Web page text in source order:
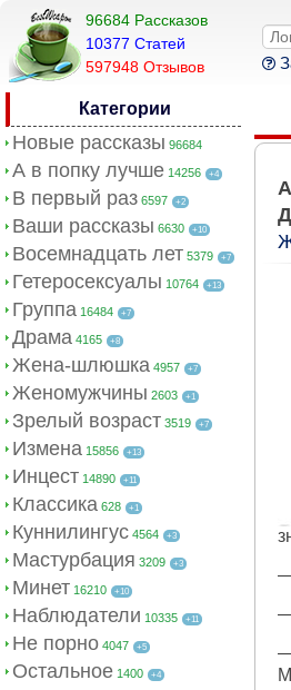
96684 Рассказов
10377 Cтатей
597948 Отзывов
Категории
Новые рассказы 96684
А в попку лучше 14256 +4
В первый раз 6597 +2
Ваши рассказы 6630 +10
Восемнадцать лет 5379 +7
Гетеросексуалы 10764 +13
Группа 16484 +7
Драма 4165 +8
Жена-шлюшка 4957 +7
Женомужчины 2603 +1
Зрелый возраст 3519 +7
Измена 15856 +13
Инцест 14890 +11
Классика 628 +1
Куннилингус 4564 +3
Мастурбация 3209 +3
Минет 16210 +10
Наблюдатели 10335 +11
Не порно 4047 +5
Остальное 1400 +4
—
—
—